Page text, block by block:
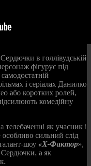
в голлівудській
фігурує під
і серіалах Данилко
або коротких ролей,
комедійну
як учасник і
сильний слід
«Х‑Фактор»,
Сердючки, а як